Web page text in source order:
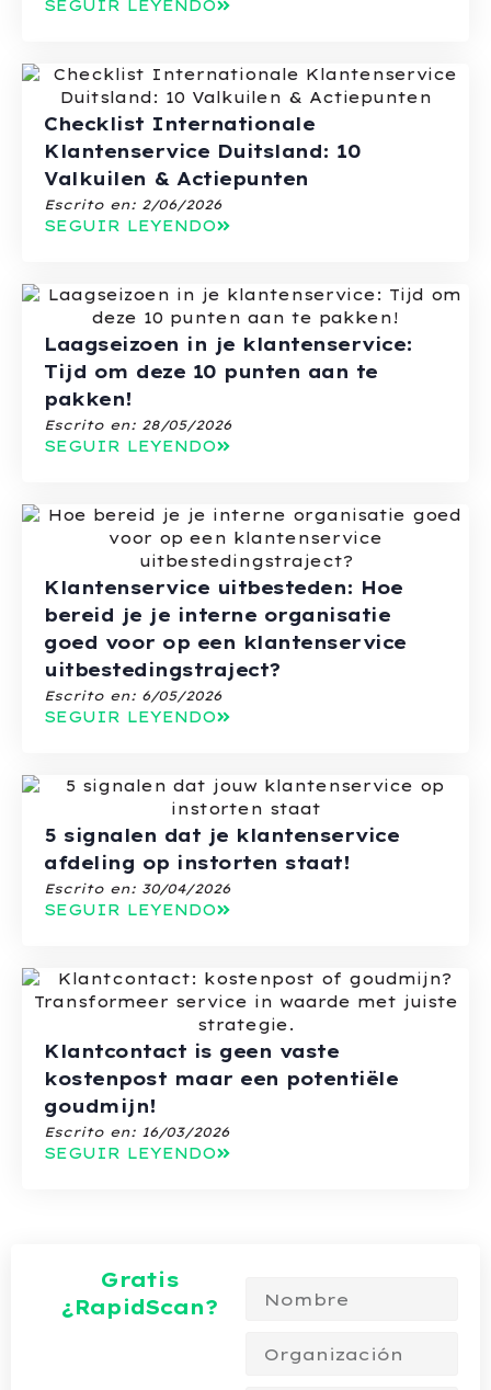
SEGUIR LEYENDO
Checklist Internationale
Klantenservice Duitsland: 10
Valkuilen & Actiepunten
Escrito en: 2/06/2026
SEGUIR LEYENDO
Laagseizoen in je klantenservice:
Tijd om deze 10 punten aan te
pakken!
Escrito en: 28/05/2026
SEGUIR LEYENDO
Klantenservice uitbesteden: Hoe
bereid je je interne organisatie
goed voor op een klantenservice
uitbestedingstraject?
Escrito en: 6/05/2026
SEGUIR LEYENDO
5 signalen dat je klantenservice
afdeling op instorten staat!
Escrito en: 30/04/2026
SEGUIR LEYENDO
Klantcontact is geen vaste
kostenpost maar een potentiële
goudmijn!
Escrito en: 16/03/2026
SEGUIR LEYENDO
Gratis
¿RapidScan?